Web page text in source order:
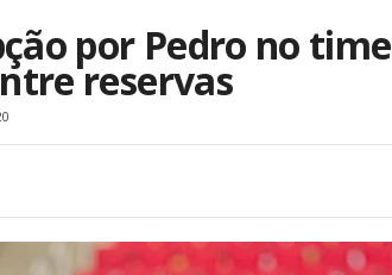
por Pedro no time
reservas